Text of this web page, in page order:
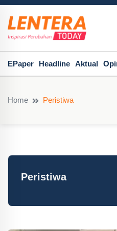
EPaper Headline Aktual
Home Peristiwa
Peristiwa